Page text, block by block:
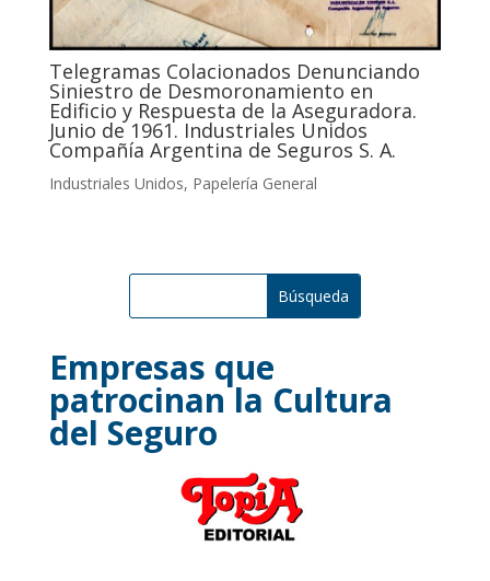
Telegramas Colacionados Denunciando
Siniestro de Desmoronamiento en
Edificio y Respuesta de la Aseguradora.
Junio de 1961. Industriales Unidos
Compañía Argentina de Seguros S. A.
Industriales Unidos, Papelería General
Empresas que
patrocinan la Cultura
del Seguro